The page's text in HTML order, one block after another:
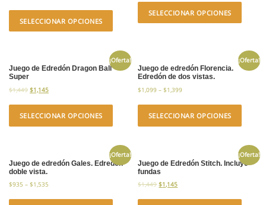
SELECCIONAR OPCIONES
SELECCIONAR OPCIONES
¡Oferta!
Juego de Edredón Dragon Ball
Super
$1,449 $1,145
SELECCIONAR OPCIONES
¡Oferta!
Juego de edredón Florencia.
Edredón de dos vistas.
$1,099 –$1,399
SELECCIONAR OPCIONES
¡Oferta!
Juego de edredón Gales. Edredón
doble vista.
$935 – $1,535
¡Oferta!
Juego de Edredón Stitch. Incluye
fundas
$1,449 $1,145